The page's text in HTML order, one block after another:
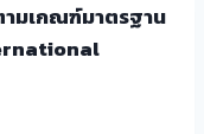
มเกณฑ์มาตรฐาน